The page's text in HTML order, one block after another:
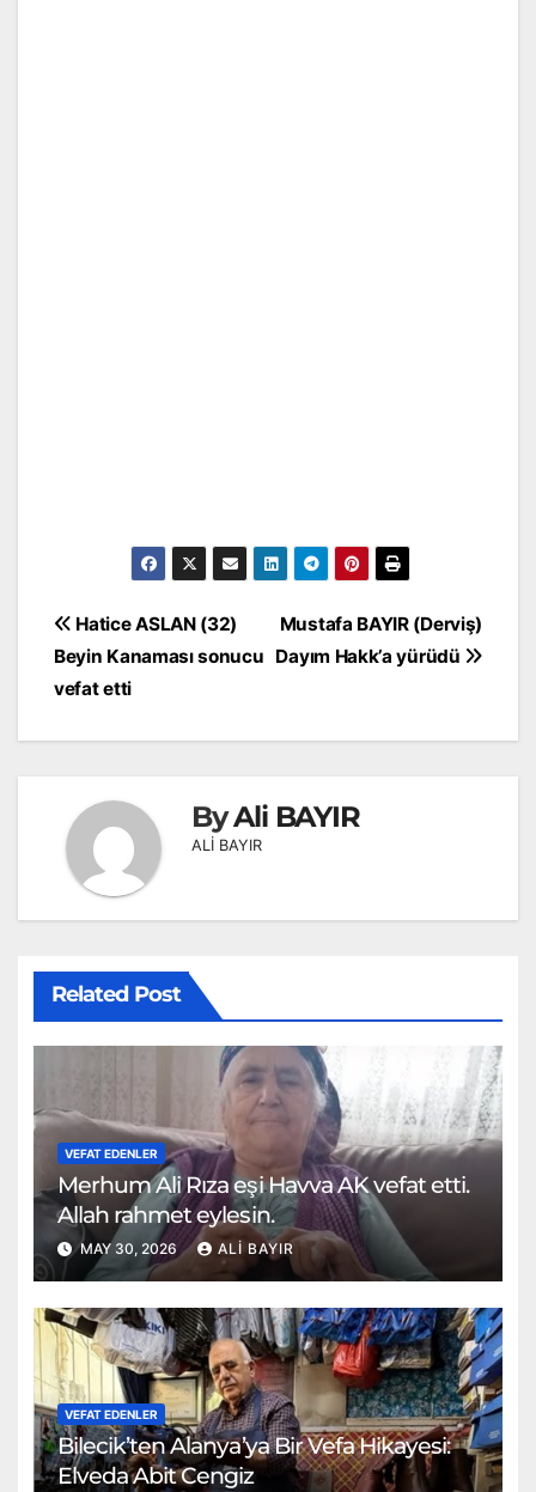
Yazı
gezinmesi
Mustafa BAYIR (Derviş)
Dayım Hakk’a yürüdü
Hatice ASLAN (32)
Beyin Kanaması sonucu
vefat etti
ByAli BAYIR
ALİ BAYIR
Related Post
VEFAT EDENLER
Merhum Ali Rıza eşi Havva AK vefat etti.
Allah rahmet eylesin.
MAY 30, 2026 ALI BAYIR
VEFAT EDENLER
Bilecik’ten Alanya’ya Bir Vefa Hikayesi:
Elveda Abit Cengiz